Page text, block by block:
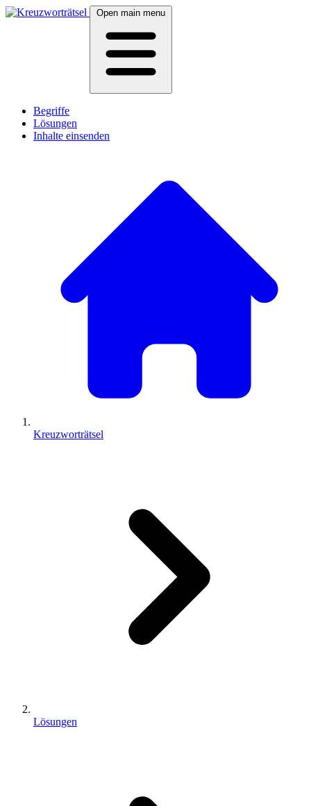
Open main menu
Begriffe
Lösungen
Inhalte einsenden
Kreuzworträtsel
Lösungen